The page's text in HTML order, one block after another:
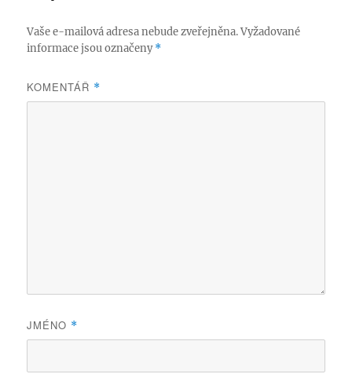
Vaše e-mailová adresa nebude zveřejněna. Vyžadované
informace jsou označeny*
KOMENTÁŘ *
JMÉNO *